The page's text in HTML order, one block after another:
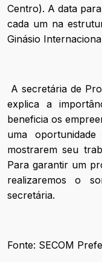
Centro). A data
cada um na
Ginásio
A secretária de
explica a
beneficia os
uma
mostrarem seu
Para garantir um
realizaremos o
secretária.
Fonte: SECOM